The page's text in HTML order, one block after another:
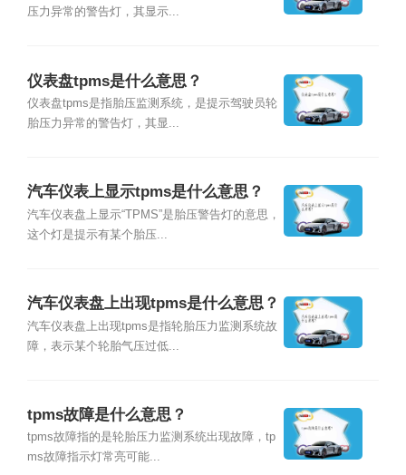
压力异常的警告灯，其显示...
仪表盘tpms是什么意思？
仪表盘tpms是指胎压监测系统，是提示驾驶员轮
胎压力异常的警告灯，其显...
汽车仪表上显示tpms是什么意思？
汽车仪表盘上显示“TPMS”是胎压警告灯的意思，
这个灯是提示有某个胎压...
汽车仪表盘上出现tpms是什么意思？
汽车仪表盘上出现tpms是指轮胎压力监测系统故
障，表示某个轮胎气压过低...
tpms故障是什么意思？
tpms故障指的是轮胎压力监测系统出现故障，tp
ms故障指示灯常亮可能...